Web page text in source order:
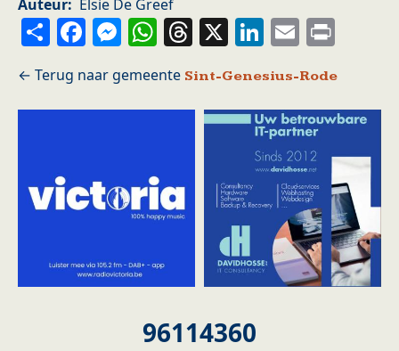
Auteur Elsie De Greef
ShareFacebook
Messenger
WhatsApp
Threads
X LinkedIn
Email
Sint-Genesius-Rode
96114360